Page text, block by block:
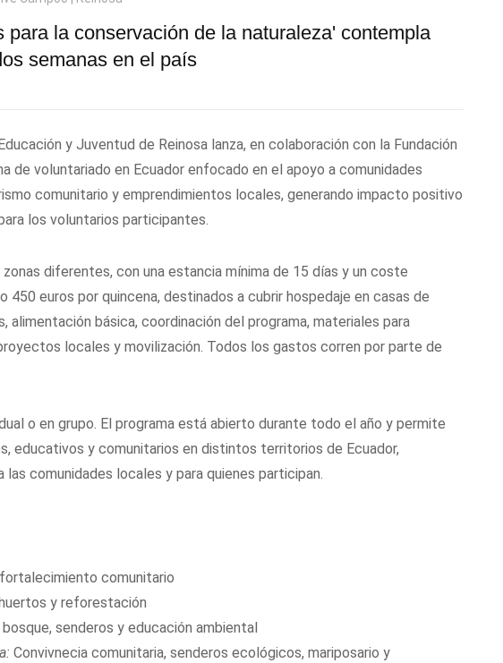
para la conservación de la naturaleza' contempla
semanas en el país
y Juventud de Reinosa lanza, en colaboración con la Fundación
de voluntariado en Ecuador enfocado en el apoyo a comunidades
comunitario y emprendimientos locales, generando impacto positivo
los voluntarios participantes.
diferentes, con una estancia mínima de 15 días y un coste
450 euros por quincena, destinados a cubrir hospedaje en casas de
alimentación básica, coordinación del programa, materiales para
locales y movilización. Todos los gastos corren por parte de
o en grupo. El programa está abierto durante todo el año y permite
educativos y comunitarios en distintos territorios de Ecuador,
comunidades locales y para quienes participan.
comunitario
y reforestación
senderos y educación ambiental
Convivnecia comunitaria, senderos ecológicos, mariposario y